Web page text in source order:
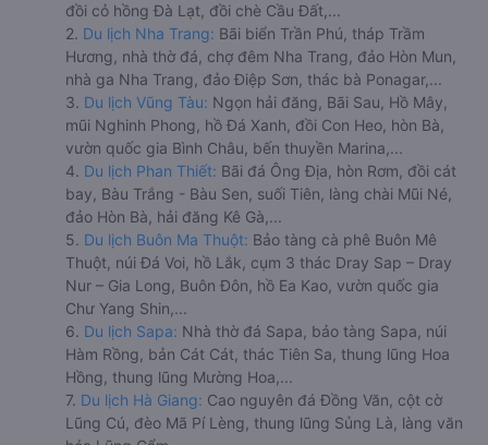
đồi cỏ hồng Đà Lạt, đồi chè Cầu Đất,...
2. Du lịch Nha Trang: Bãi biển Trần Phú, tháp Trầm
Hương, nhà thờ đá, chợ đêm Nha Trang, đảo Hòn Mun,
nhà ga Nha Trang, đảo Điệp Sơn, thác bà Ponagar,...
3. Du lịch Vũng Tàu: Ngọn hải đăng, Bãi Sau, Hồ Mây,
mũi Nghinh Phong, hồ Đá Xanh, đồi Con Heo, hòn Bà,
vườn quốc gia Bình Châu, bến thuyền Marina,...
4. Du lịch Phan Thiết: Bãi đá Ông Địa, hòn Rơm, đồi cát
bay, Bàu Trắng - Bàu Sen, suối Tiên, làng chài Mũi Né,
đảo Hòn Bà, hải đăng Kê Gà,...
5. Du lịch Buôn Ma Thuột: Bảo tàng cà phê Buôn Mê
Thuột, núi Đá Voi, hồ Lắk, cụm 3 thác Dray Sap – Dray
Nur – Gia Long, Buôn Đôn, hồ Ea Kao, vườn quốc gia
Chư Yang Shin,...
6. Du lịch Sapa: Nhà thờ đá Sapa, bảo tàng Sapa, núi
Hàm Rồng, bản Cát Cát, thác Tiên Sa, thung lũng Hoa
Hồng, thung lũng Mường Hoa,...
7. Du lịch Hà Giang: Cao nguyên đá Đồng Văn, cột cờ
Lũng Cú, đèo Mã Pí Lèng, thung lũng Sủng Là, làng văn